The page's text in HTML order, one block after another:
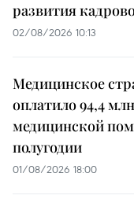
развития
02/08/2026 10:13
Медицинское
оплатило 94,4
медицинской
полугодии
01/08/2026 18:00